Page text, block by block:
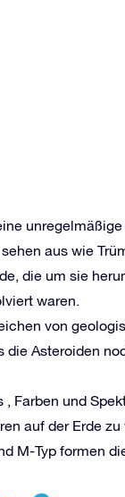
aus wie
die um sie
waren.
von
Asteroiden
Farben und
auf der Erde zu
M-Typ formen